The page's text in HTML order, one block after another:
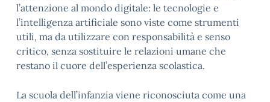
l’attenzione al mondo digitale: le tecnologie e
l’intelligenza artificiale sono viste come strumenti
utili, ma da utilizzare con responsabilità e senso
critico, senza sostituire le relazioni umane che
restano il cuore dell’esperienza scolastica.
La scuola dell’infanzia viene riconosciuta come una